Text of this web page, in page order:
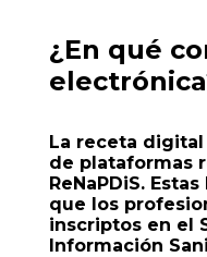
¿En qué
La receta
de plataformas
ReNaPDiS.
que los
inscriptos en el
Información